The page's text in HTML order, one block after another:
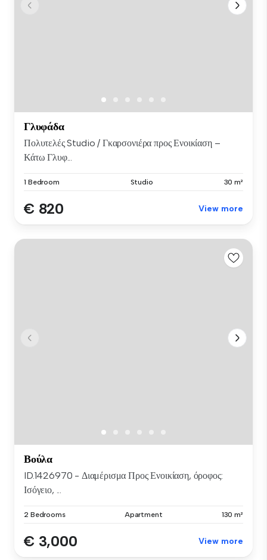
Γλυφάδα
Πολυτελές Studio / Γκαρσονιέρα προς Ενοικίαση –
Κάτω Γλυφ...
1 Bedroom Studio 30 m²
€ 820 View more
Βούλα
ID.1426970 - Διαμέρισμα Προς Ενοικίαση, όροφος:
Ισόγειο, ...
2 Bedrooms Apartment 130 m²
€ 3,000 View more